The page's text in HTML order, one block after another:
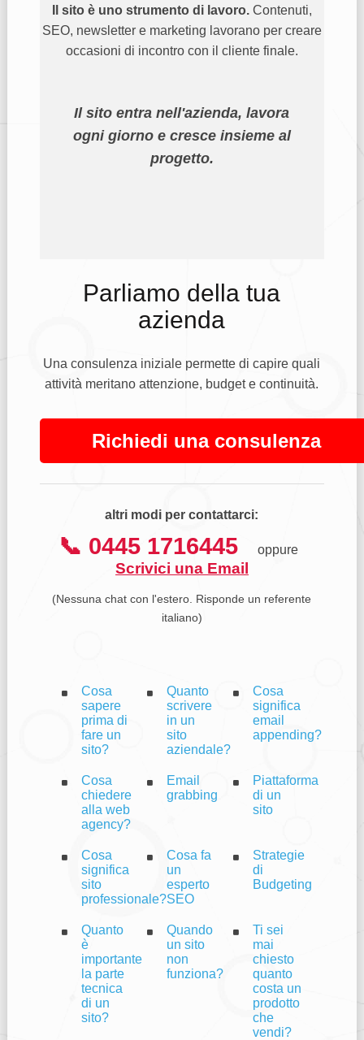
Il sito è uno strumento di lavoro.Contenuti,
SEO, newsletter e marketing lavorano per creare
occasioni di incontro con il cliente finale.
Il sito entra nell'azienda, lavora
ogni giorno e cresce insieme al
progetto.
Parliamo della tua
azienda
Una consulenza iniziale permette di capire quali
attività meritano attenzione, budget e continuità.
Richiedi una consulenza
altri modi per contattarci:
📞 0445 1716445 oppure
Scrivici una Email
(Nessuna chat con l'estero. Risponde un referente
italiano)
Cosa
sapere
prima di
fare un
sito?
Quanto
scrivere
in un
sito
aziendale?
Cosa
significa
email
appending?
Cosa
chiedere
alla web
agency?
Email
grabbing
Piattaforma
di un
sito
Cosa
significa
sito
professionale?
Cosa fa
un
esperto
SEO
Strategie
di
Budgeting
Quanto
è
importante
la parte
tecnica
di un
sito?
Quando
un sito
non
funziona?
Ti sei
mai
chiesto
quanto
costa un
prodotto
che
vendi?